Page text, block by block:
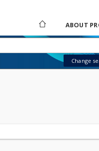
ABOUT
Change